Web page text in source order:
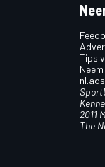
Tips
2011
The